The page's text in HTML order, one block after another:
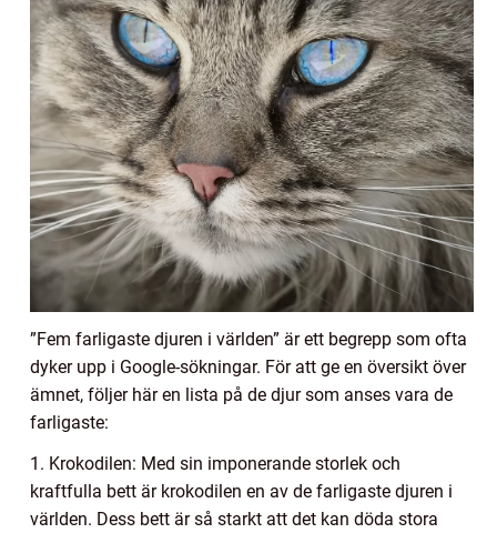
”Fem farligaste djuren i världen” är ett begrepp som ofta
dyker upp i Google-sökningar. För att ge en översikt över
ämnet, följer här en lista på de djur som anses vara de
farligaste:
1. Krokodilen: Med sin imponerande storlek och
kraftfulla bett är krokodilen en av de farligaste djuren i
världen. Dess bett är så starkt att det kan döda stora